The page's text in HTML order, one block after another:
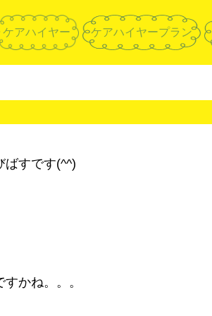
ケアハイヤー ケアハイヤープラン
ばすです(^^)
かね。。。